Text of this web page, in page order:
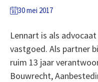
30 mei 2017
Lennart is als
vastgoed. Als partner
ruim 13 jaar
Bouwrecht,